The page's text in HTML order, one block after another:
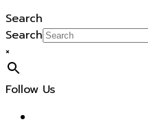
Search
Search
×
Follow Us